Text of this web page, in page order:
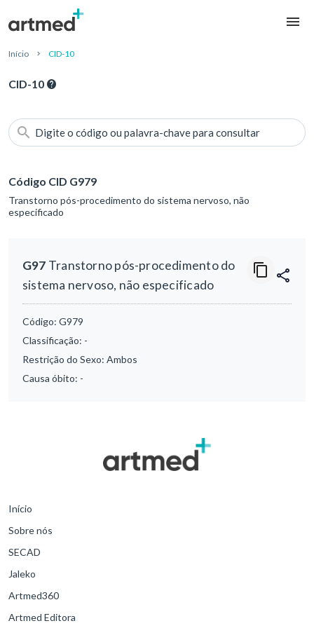
Início CID-10
CID-10
Digite o código ou palavra-chave para consultar
Código CID G979
Transtorno pós-procedimento do sistema nervoso, não
especificado
G97 Transtorno pós-procedimento do
sistema nervoso, não especificado
Código: G979
Classificação: -
Restrição do Sexo: Ambos
Causa óbito: -
Início
Sobre nós
SECAD
Jaleko
Artmed360
Artmed Editora